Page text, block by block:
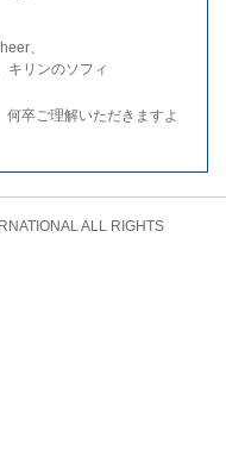
、
キリンのソフィ
卒ご理解いただきますよ